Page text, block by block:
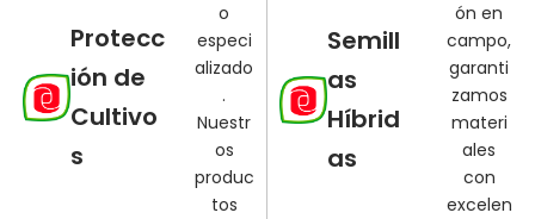
Protecc
ión de
Cultivo
s
o
especi
alizado
.
Nuestr
os
produc
tos
Semill
as
Híbrid
as
ón en
campo,
garanti
zamos
materi
ales
con
excelen